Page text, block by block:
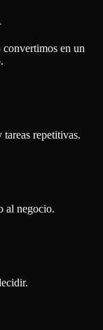
en un
repetitivas.
al negocio.